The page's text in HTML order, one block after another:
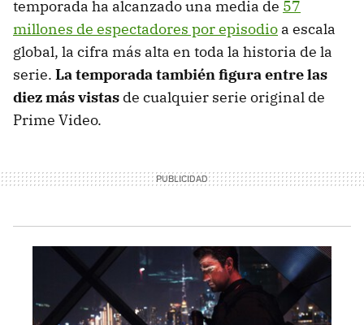
temporada ha alcanzado una media de 57
millones de espectadores por episodio a escala
global, la cifra más alta en toda la historia de la
serie. La temporada también figura entre las
diez más vistas de cualquier serie original de
Prime Video.